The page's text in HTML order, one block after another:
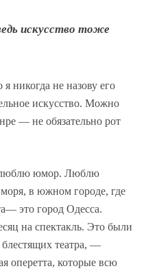
искусство тоже
никогда не назову его
искусство. Можно
— не обязательно рот
юмор. Люблю
в южном городе, где
это город Одесса.
на спектакль. Это были
блестящих театра, —
оперетта, которые всю